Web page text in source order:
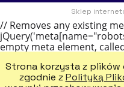
Strona korzysta z plików
zgodnie zPolityką
Sklep
// Removes any existing
empty meta element,
to the meta, with the
// Add a content attribute